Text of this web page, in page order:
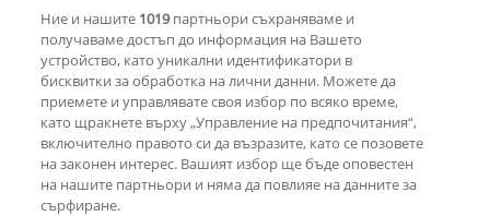
Краси Радков и Годжи подхванаха
общ бизнес
Годжи дебелее и къса ризи
РЕКЛАМА
Ние и нашите 1019партньори съхраняваме и
получаваме достъп до информация на Вашето
устройство, като уникални идентификатори в
бисквитки за обработка на лични данни. Можете да
приемете и управлявате своя избор по всяко време,
като щракнете върху „Управление на предпочитания“,
включително правото си да възразите, като се позовете
на законен интерес. Вашият избор ще бъде оповестен
на нашите партньори и няма да повлияе на данните за
сърфиране.